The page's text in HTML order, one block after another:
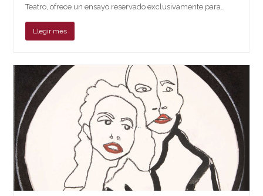
Teatro, ofrece un ensayo reservado exclusivamente para…
Llegir més